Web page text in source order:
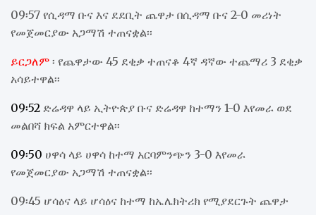
09፡57 የሲዳማ ቡና እና ደደቢት ጨዋታ በሲዳማ ቡና 2-0 መሪነት
የመጀመርያው አጋማሽ ተጠናቋል፡፡
ይርጋለም ፡ የጨዋታው 45 ደቂቃ ተጠናቆ 4ኛ ዳኛው ተጨማሪ 3 ደቂቃ
አሳይተዋል፡፡
09፡52 ድሬዳዋ ላይ ኢትዮጵያ ቡና ድሬዳዋ ከተማን 1-0 እየመራ ወደ
መልበሻ ክፍል አምርተዋል፡፡
09፡50 ሀዋሳ ላይ ሀዋሳ ከተማ አርባምንጭን 3-0 እየመራ
የመጀመርያው አጋማሽ ተጠናቋል፡፡
09፡45 ሆሳዕና ላይ ሆሳዕና ከተማ ከኤሌክትሪክ የሚያደርጉት ጨዋታ